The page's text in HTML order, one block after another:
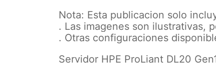
Nota: Esta publicacion solo
. Las imagenes son ilustrativas,
. Otras configuraciones
Servidor HPE ProLiant DL20